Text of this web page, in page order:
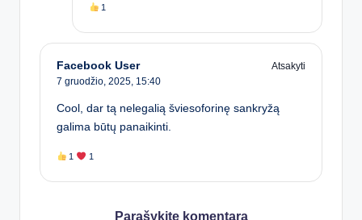
1
Facebook User
Atsakyti
7 gruodžio, 2025, 15:40
Cool, dar tą nelegalią šviesoforinę sankryžą
galima būtų panaikinti.
1 1
Parašykite komentarą